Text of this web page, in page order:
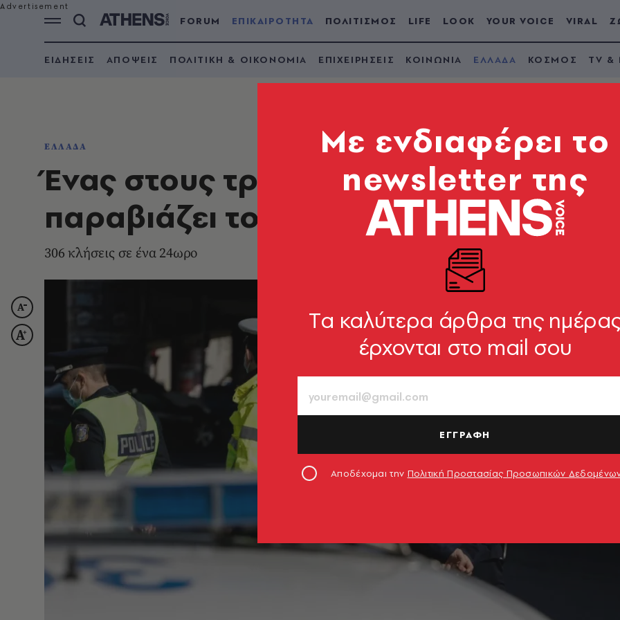
FORUM ΕΠΙΚΑΙΡΟΤΗΤΑ ΠΟΛΙΤΙΣΜΟΣ LIFE LOOK YOUR VOICE VIRAL
ΕΙΔΗΣΕΙΣ ΑΠΟΨΕΙΣ ΠΟΛΙΤΙΚΗ & ΟΙΚΟΝΟΜΙΑ ΕΠΙΧΕΙΡΗΣΕΙΣ ΚΟΙΝΩΝΙΑ ΕΛΛΑΔΑ ΚΟΣΜΟΣ TV &
ΕΛΛΑΔΑ
Ένας στους τρεις οδηγούς στην
παραβιάζει τον ΚΟΚ
306 κλήσεις σε ένα 24ωρο
Mε ενδιαφέρει το
newsletter της
Tα καλύτερα άρθρα της
έρχονται στο mail σου
ΕΓΓΡΑΦΗ
Αποδέχομαι την Πολιτική Προστασίας Προσωπικών